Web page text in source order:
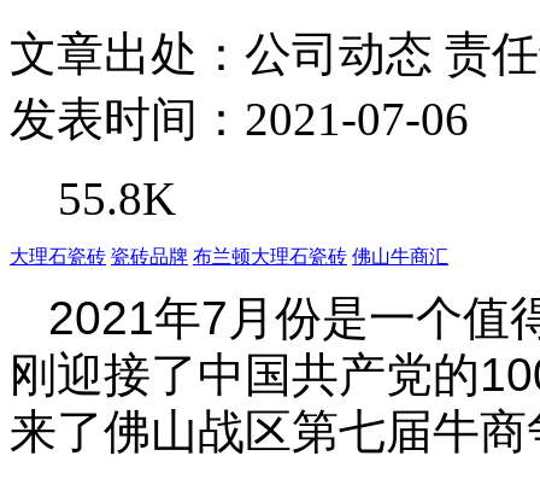
文章出处：公司动态 责
发表时间：2021-07-06
55.8K
大理石瓷砖 瓷砖品牌 布兰顿大理石瓷砖 佛山牛商汇
2021年7月份是一个值
刚迎接了中国共产党的
来了佛山战区第七届牛